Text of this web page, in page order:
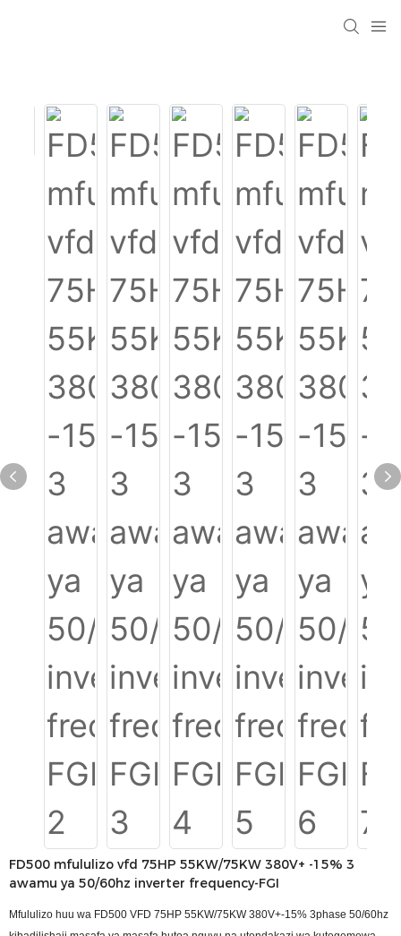
FD500 mfululizo vfd 75HP 55KW/75KW 380V+ -15% 3
awamu ya 50/60hz inverter frequency-FGI
Mfululizo huu wa FD500 VFD 75HP 55KW/75KW 380V+-15% 3phase 50/60hz